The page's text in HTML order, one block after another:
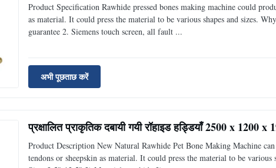
Product Specification Rawhide pressed bones making machine could
as material. It could press the material to be various shapes and sizes.
guarantee 2. Siemens touch screen, all fault ...
अभी पूछताछ करें
प्रक्षालित प्राकृतिक दबायी गयी रॉहाइड हड्डियाँ 2500 x 1200 x
Product Description New Natural Rawhide Pet Bone Making Machine
tendons or sheepskin as material. It could press the material to be